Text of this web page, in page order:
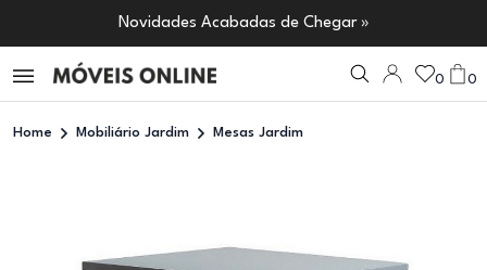
Novidades Acabadas de Chegar »
0 0
Home Mobiliário Jardim Mesas Jardim